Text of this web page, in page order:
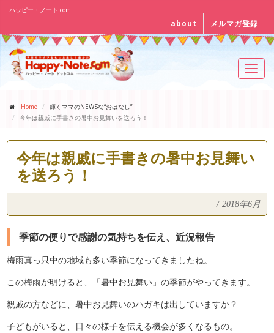
ハッピー・ノート.com
about メルマガ登録
Home
輝くママのNEWSな“おはなし”
今年は親戚に手書きの暑中お見舞いを送ろう！
今年は親戚に手書きの暑中お見舞い
を送ろう！
/ 2018年6月
季節の便りで感謝の気持ちを伝え、近況報告
梅雨真っ只中の地域も多い季節になってきましたね。
この梅雨が明けると、「暑中お見舞い」の季節がやってきます。
親戚の方などに、暑中お見舞いのハガキは出していますか？
子どもがいると、日々の様子を伝える機会が多くなるもの。